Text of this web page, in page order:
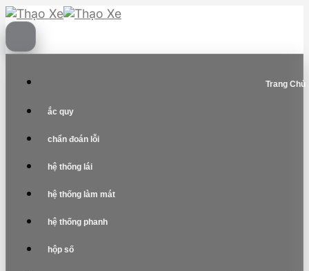
Skip
to
content
Trang Chủ
ắc quy
chẩn đoán lỗi
hệ thống lái
hệ thống làm mát
hệ thống phanh
hộp số